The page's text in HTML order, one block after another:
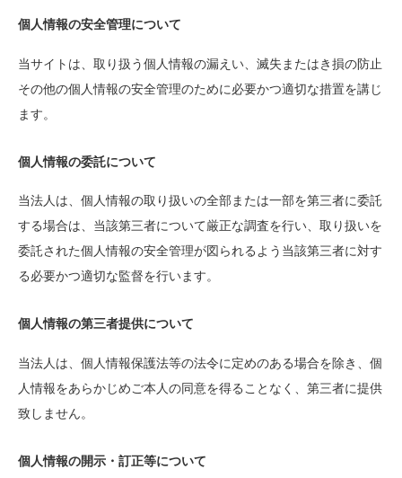
個人情報の安全管理について
当サイトは、取り扱う個人情報の漏えい、滅失またはき損の防止
その他の個人情報の安全管理のために必要かつ適切な措置を講じ
ます。
個人情報の委託について
当法人は、個人情報の取り扱いの全部または一部を第三者に委託
する場合は、当該第三者について厳正な調査を行い、取り扱いを
委託された個人情報の安全管理が図られるよう当該第三者に対す
る必要かつ適切な監督を行います。
個人情報の第三者提供について
当法人は、個人情報保護法等の法令に定めのある場合を除き、個
人情報をあらかじめご本人の同意を得ることなく、第三者に提供
致しません。
個人情報の開示・訂正等について